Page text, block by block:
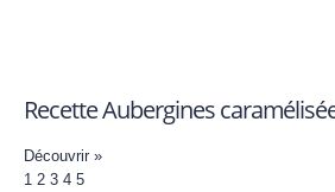
Recette Aubergines
Découvrir »
1 2 3 4 5